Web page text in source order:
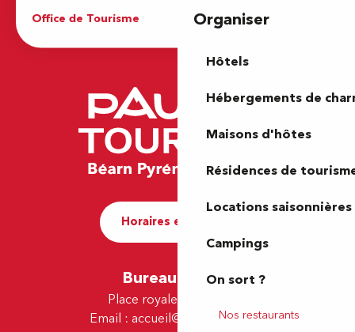
Organiser
Hôtels
Hébergements de
Maisons d'hôtes
Résidences de
Locations saisonnières
Campings
On sort ?
Nos restaurants
Office de Tourisme
Horaires et contact
Bureau de Pau
Place royale - 64000 Pau
Email : accueil@tourismepau.fr